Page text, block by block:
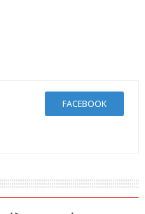
FACEBOOK